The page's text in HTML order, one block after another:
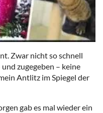
Zwar nicht so schnell
zugegeben – keine
Antlitz im Spiegel der
gab es mal wieder ein